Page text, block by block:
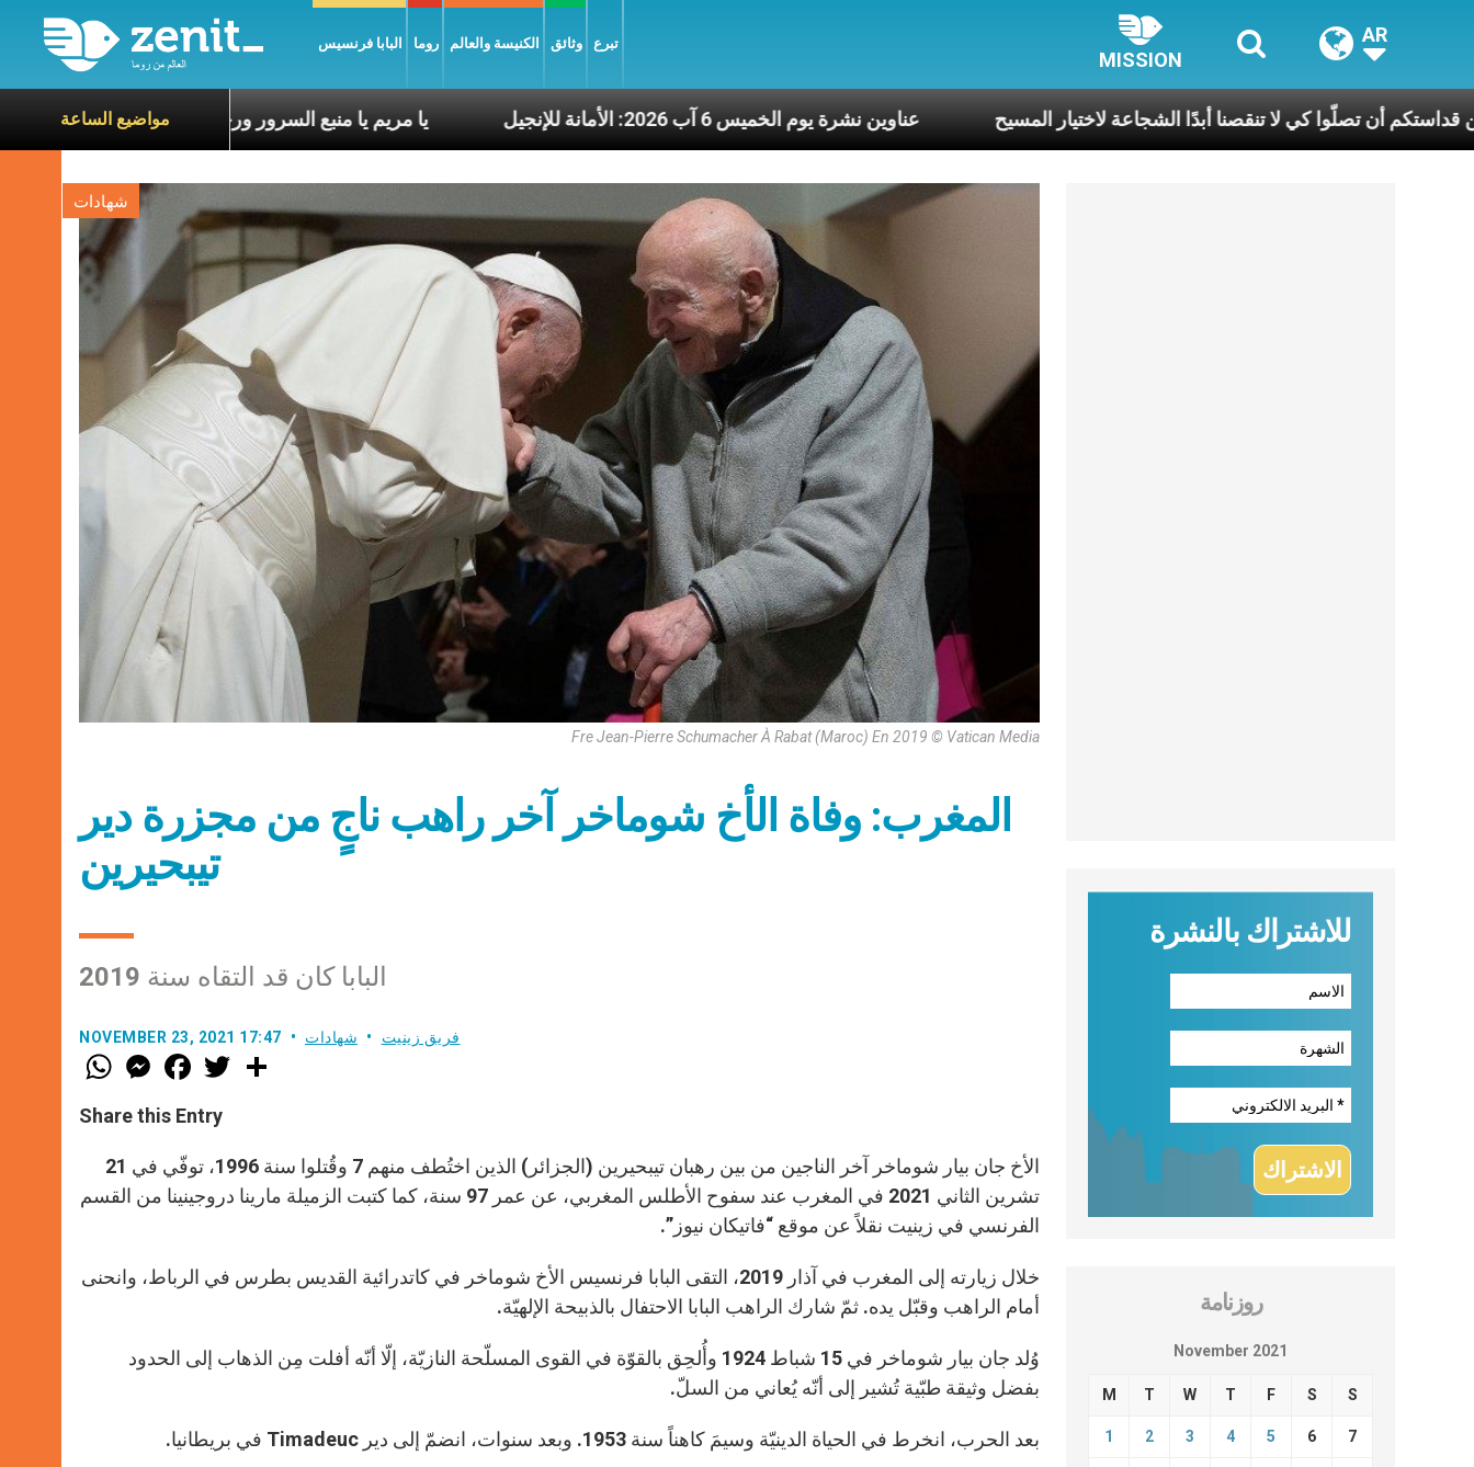
البابا فرنسيس روما الكنيسة والعالم وثائق تبرع
MISSION
AR
مواضيع الساعة
يا مريم يا منبع السرور ورجاء القلوب عناوين نشرة يوم الخميس 6 آب 2026: الأمانة للإنجيل للبابا: نطلب من قداستكم أن تصلّوا كي لا تنقصنا أبدًا الشجاعة لاختيار المسيح
شهادات
Fre Jean-Pierre Schumacher À Rabat (Maroc) En 2019 © Vatican Media
المغرب: وفاة الأخ شوماخر آخر راهب ناجٍ من مجزرة دير
تيبحيرين
البابا كان قد التقاه سنة 2019
NOVEMBER 23, 2021 17:47 فريق زينيت شهادات
W
h
t
s
p
p
M
e
s
e
g
e
r
F
a
e
b
o
k
w
r
Share this Entry
الأخ جان بيار شوماخر آخر الناجين من بين رهبان تيبحيرين (الجزائر) الذين اختُطف منهم 7 وقُتلوا سنة 1996، توفّي في 21
تشرين الثاني 2021 في المغرب عند سفوح الأطلس المغربي، عن عمر 97 سنة، كما كتبت الزميلة مارينا دروجينينا من القسم
الفرنسي في زينيت نقلاً عن موقع “فاتيكان نيوز”.
خلال زيارته إلى المغرب في آذار 2019، التقى البابا فرنسيس الأخ شوماخر في كاتدرائية القديس بطرس في الرباط، وانحنى
أمام الراهب وقبّل يده. ثمّ شارك الراهب البابا الاحتفال بالذبيحة الإلهيّة.
وُلد جان بيار شوماخر في 15 شباط 1924 وأُلحِق بالقوّة في القوى المسلّحة النازيّة، إلّا أنّه أفلت مِن الذهاب إلى الحدود
بفضل وثيقة طبّية تُشير إلى أنّه يُعاني من السلّ.
بعد الحرب، انخرط في الحياة الدينيّة وسيمَ كاهناً سنة 1953. وبعد سنوات، انضمّ إلى دير Timadeuc في بريطانيا.
للاشتراك بالنشرة
روزنامة
November 2021
M T W T F S S
1 2 3 4 5 6 7